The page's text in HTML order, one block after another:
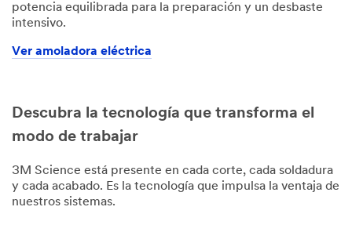
potencia equilibrada para la preparación y un desbaste
intensivo.
Ver amoladora eléctrica
Descubra la tecnología que transforma el
modo de trabajar
3M Science está presente en cada corte, cada soldadura
y cada acabado. Es la tecnología que impulsa la ventaja de
nuestros sistemas.